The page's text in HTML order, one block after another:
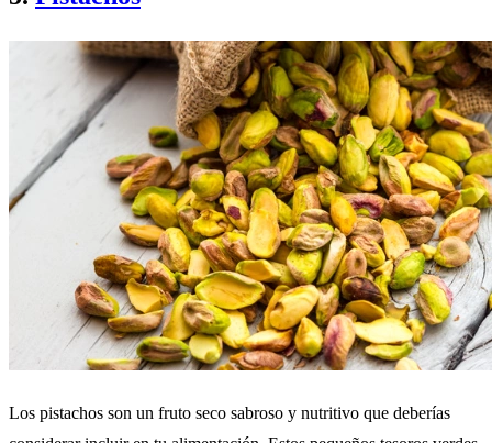
Los pistachos son un fruto seco sabroso y nutritivo que deberías